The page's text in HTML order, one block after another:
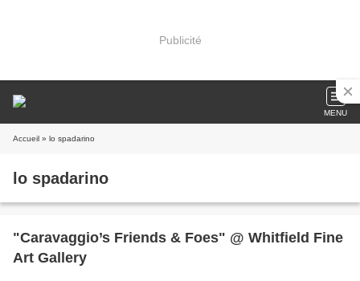
Publicité
MENU
Accueil » lo spadarino
lo spadarino
"Caravaggio’s Friends & Foes" @ Whitfield Fine
Art Gallery